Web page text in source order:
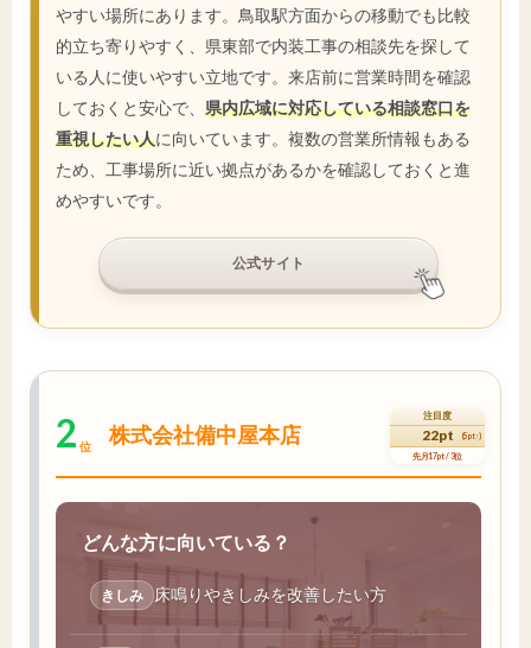
やすい場所にあります。鳥取駅方面からの移動でも比較
的立ち寄りやすく、県東部で内装工事の相談先を探して
いる人に使いやすい立地です。来店前に営業時間を確認
しておくと安心で、 県内広域に対応している相談窓口を
重視したい人に向いています。複数の営業所情報もある
ため、工事場所に近い拠点があるかを確認しておくと進
めやすいです。
公式サイト
2 位 株式会社備中屋本店
注目度
22pt (5pt↑)
先月17pt / 3位
どんな方に向いている？
きしみ 床鳴りやきしみを改善したい方